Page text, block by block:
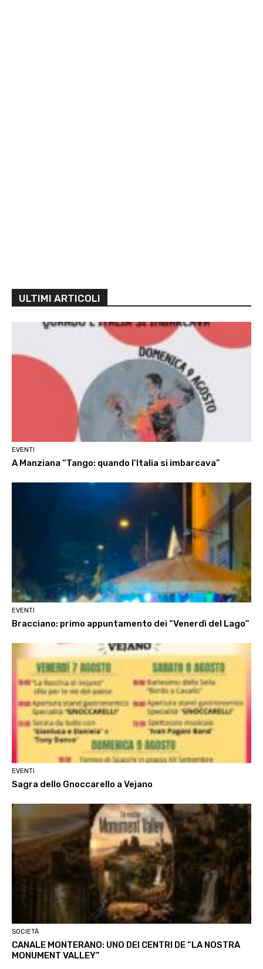
ULTIMI ARTICOLI
EVENTI
A Manziana “Tango: quando l’Italia si imbarcava”
EVENTI
Bracciano: primo appuntamento dei “Venerdì del Lago”
EVENTI
Sagra dello Gnoccarello a Vejano
SOCIETÀ
CANALE MONTERANO: UNO DEI CENTRI DE “LA NOSTRA
MONUMENT VALLEY”